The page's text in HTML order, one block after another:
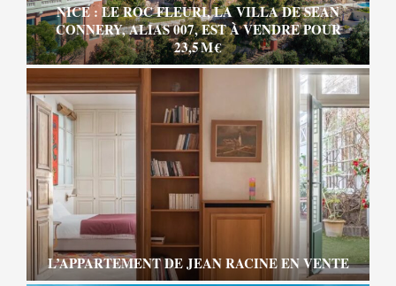
NICE : LE ROC FLEURI, LA VILLA DE SEAN
CONNERY, ALIAS 007, EST À VENDRE POUR
23,5 M €
L’APPARTEMENT DE JEAN RACINE EN VENTE